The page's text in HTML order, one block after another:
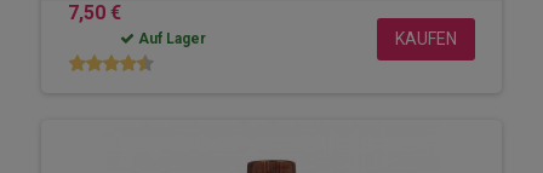
7,50 €
Auf Lager KAUFEN